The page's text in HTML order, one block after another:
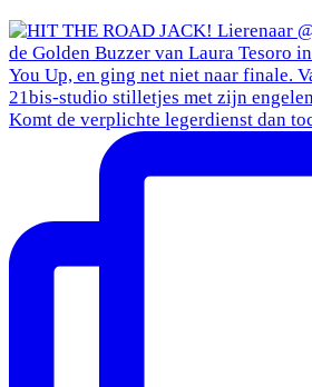
Komt de verplichte legerdienst dan